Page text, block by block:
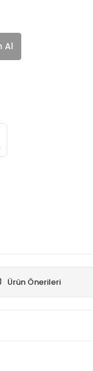
Al
Ürün Önerileri